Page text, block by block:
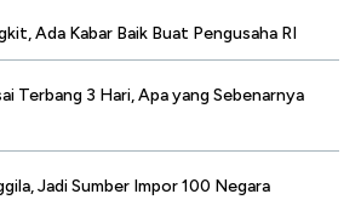
Ada Kabar Baik Buat Pengusaha RI
Terbang 3 Hari, Apa yang Sebenarnya
Jadi Sumber Impor 100 Negara